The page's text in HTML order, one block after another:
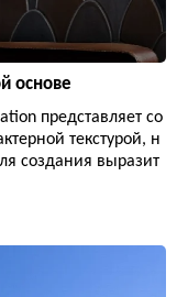
основе
представляет со
текстурой, н
создания выразит